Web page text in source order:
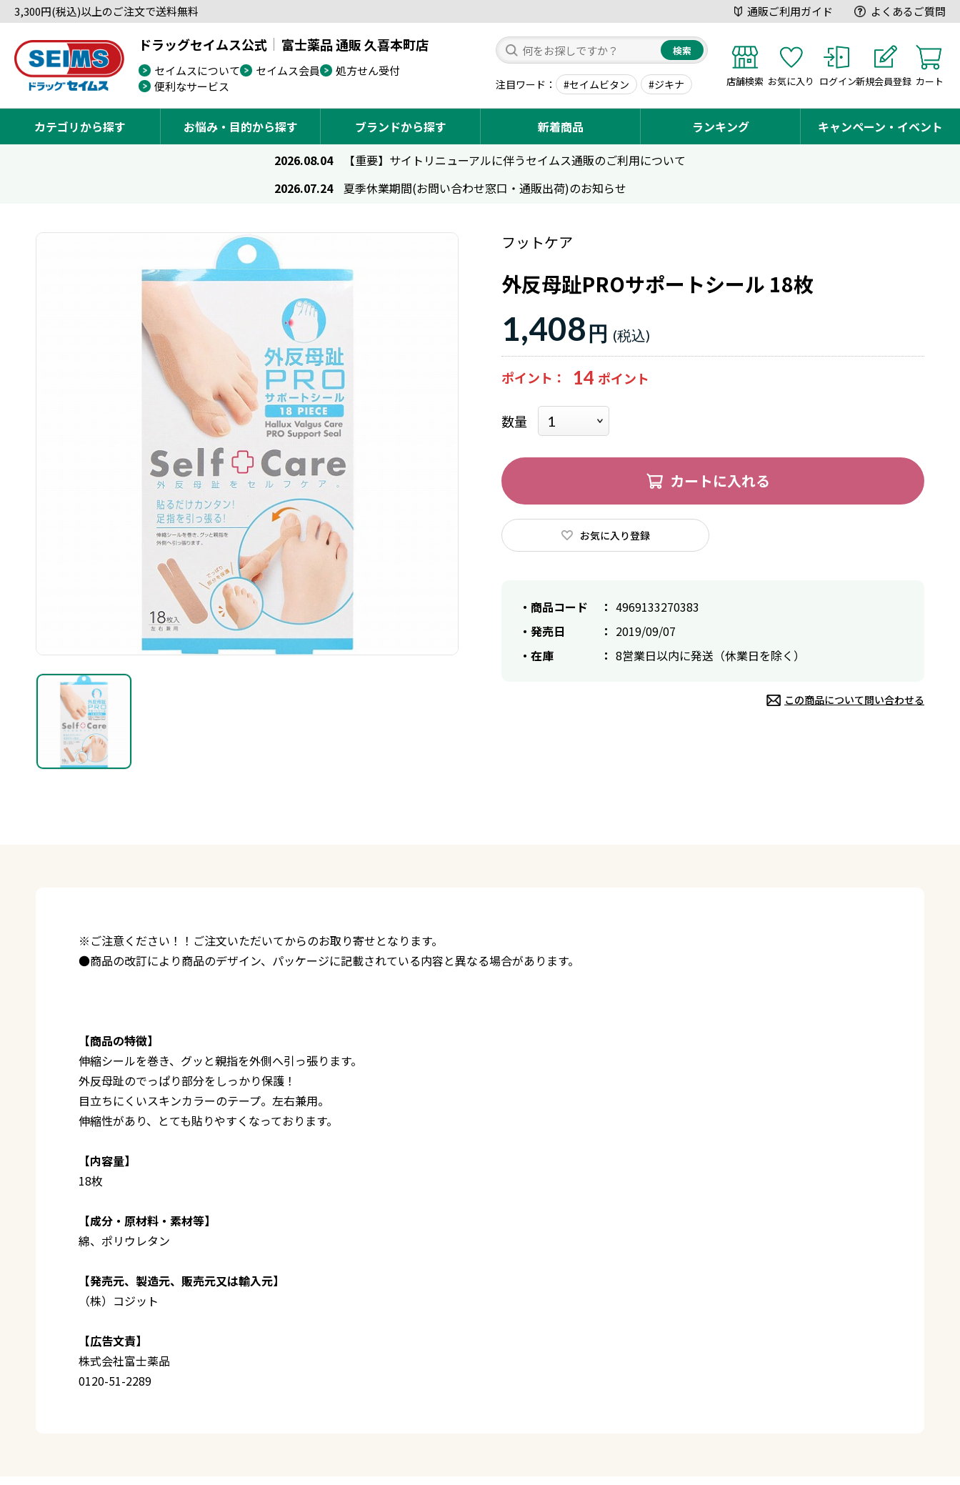
3,300円(税込)以上のご注文で送料無料 通販ご利用ガイド よくあるご質問
ドラッグセイムス公式 富士薬品 通販 久喜本町店
セイムスについて セイムス会員
処方せん受付
便利なサービス
検索
注目ワード #セイムビタン #ジキナ 店舗検索 お気に入り ログイン新規会員登録 カート
カテゴリから探す お悩み・目的から探す ブランドから探す 新着商品 ランキング
キャンペーン・イベント
2026.08.04
【重要】サイトリニューアルに伴うセイムス通販のご利用について
2026.07.24
夏季休業期間(お問い合わせ窓口・通販出荷)のお知らせ
フットケア
外反母趾PROサポートシール 18枚
1,408 円
ポイント 14
数量
カートに入れる
お気に入り登録
商品コード
4969133270383
発売日
2019/09/07
在庫
8営業日以内に発送（休業日を除く）
この商品について問い合わせる
※ご注意ください！！ご注文いただいてからのお取り寄せとなります。
●商品の改訂により商品のデザイン、パッケージに記載されている内容と異なる場合があります。
【商品の特徴】
伸縮シールを巻き、グッと親指を外側へ引っ張ります。
外反母趾のでっぱり部分をしっかり保護！
目立ちにくいスキンカラーのテープ。左右兼用。
伸縮性があり、とても貼りやすくなっております。
【内容量】
18枚
【成分・原材料・素材等】
綿、ポリウレタン
【発売元、製造元、販売元又は輸入元】
（株）コジット
【広告文責】
株式会社富士薬品
0120-51-2289